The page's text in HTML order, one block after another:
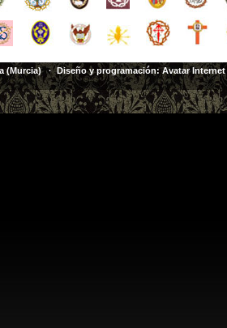
(Murcia) · Diseño y programación:Avatar